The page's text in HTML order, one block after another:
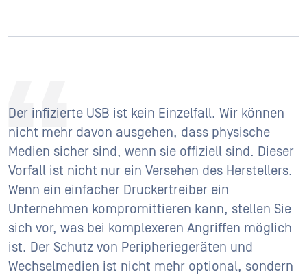
Der infizierte USB ist kein Einzelfall. Wir können
nicht mehr davon ausgehen, dass physische
Medien sicher sind, wenn sie offiziell sind. Dieser
Vorfall ist nicht nur ein Versehen des Herstellers.
Wenn ein einfacher Druckertreiber ein
Unternehmen kompromittieren kann, stellen Sie
sich vor, was bei komplexeren Angriffen möglich
ist. Der Schutz von Peripheriegeräten und
Wechselmedien ist nicht mehr optional, sondern